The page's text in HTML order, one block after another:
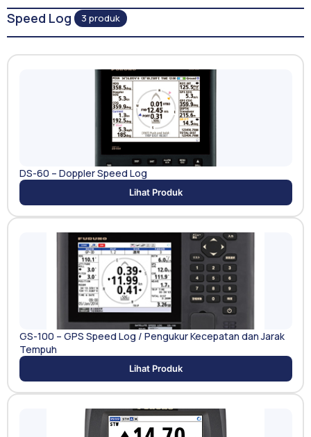
Speed Log 3 produk
DS-60 – Doppler Speed Log
Lihat Produk
GS-100 – GPS Speed Log / Pengukur Kecepatan dan Jarak
Tempuh
Lihat Produk